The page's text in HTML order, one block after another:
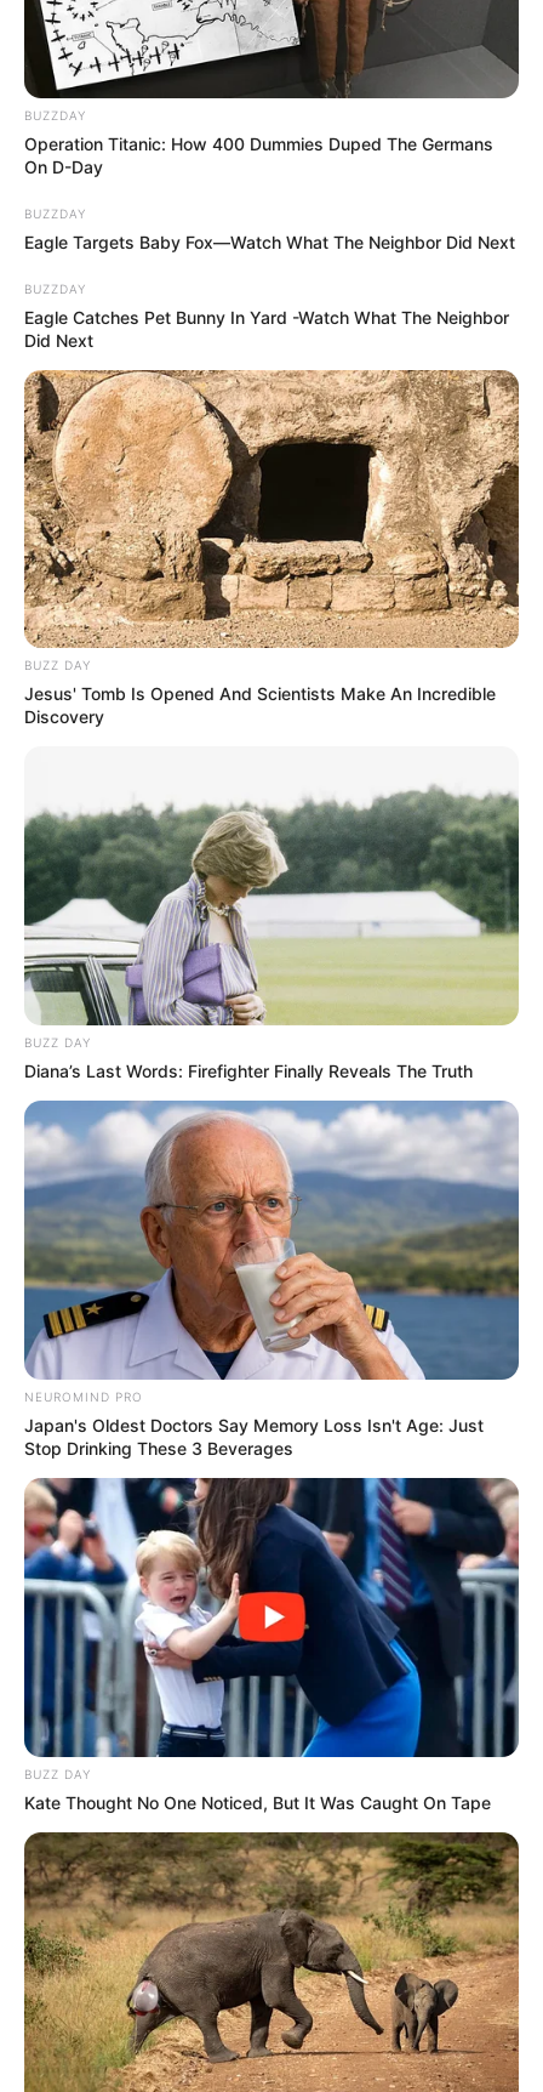
BUZZDAY
Operation Titanic: How 400 Dummies Duped The Germans
On D-Day
BUZZDAY
Eagle Targets Baby Fox—Watch What The Neighbor Did Next
BUZZDAY
Eagle Catches Pet Bunny In Yard -Watch What The Neighbor
Did Next
BUZZ DAY
Jesus' Tomb Is Opened And Scientists Make An Incredible
Discovery
BUZZ DAY
Diana’s Last Words: Firefighter Finally Reveals The Truth
NEUROMIND PRO
Japan's Oldest Doctors Say Memory Loss Isn't Age: Just
Stop Drinking These 3 Beverages
BUZZ DAY
Kate Thought No One Noticed, But It Was Caught On Tape